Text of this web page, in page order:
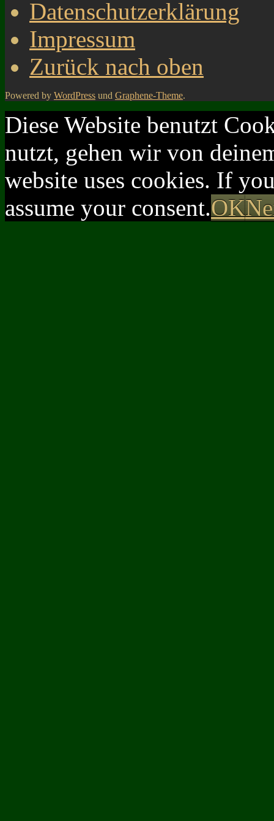
Datenschutzerklärung
Impressum
Zurück nach oben
Powered by WordPress und Graphene-Theme.
Diese Website benutzt
nutzt, gehen wir von
website uses cookies. If
assume your consent.OK